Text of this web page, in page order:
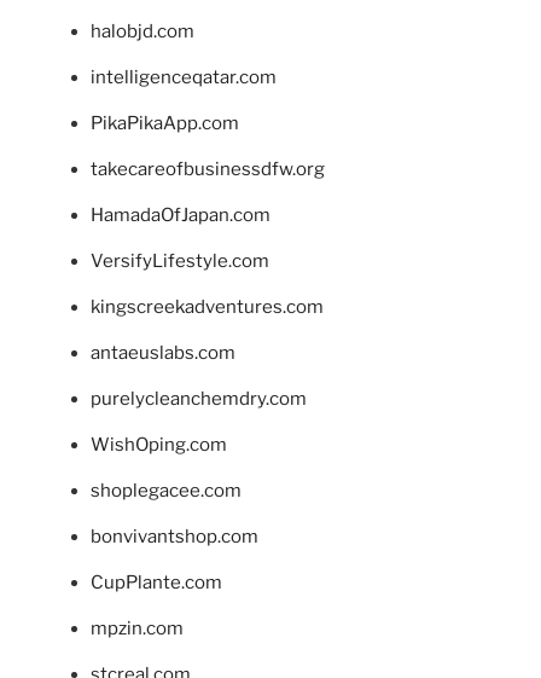
halobjd.com
intelligenceqatar.com
PikaPikaApp.com
takecareofbusinessdfw.org
HamadaOfJapan.com
VersifyLifestyle.com
kingscreekadventures.com
antaeuslabs.com
purelycleanchemdry.com
WishOping.com
shoplegacee.com
bonvivantshop.com
CupPlante.com
mpzin.com